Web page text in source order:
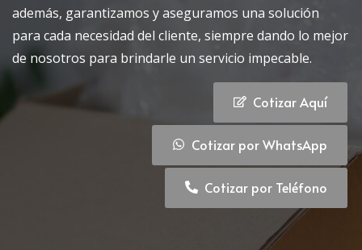
además, garantizamos y aseguramos una solución
para cada necesidad del cliente, siempre dando lo mejor
de nosotros para brindarle un servicio impecable.
Cotizar Aquí
Cotizar por WhatsApp
Cotizar por Teléfono